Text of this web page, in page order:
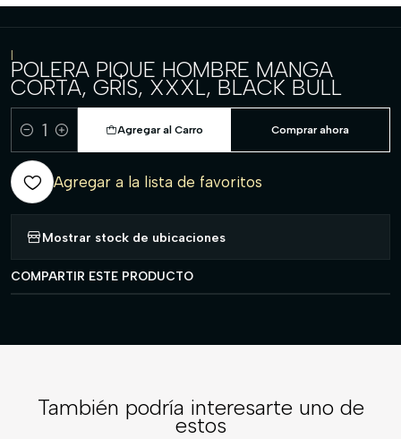
|
POLERA PIQUE HOMBRE MANGA
CORTA, GRIS, XXXL, BLACK BULL
Cantidad
Agregar al Carro Comprar ahora
Agregar a la lista de favoritos
Mostrar stock de ubicaciones
COMPARTIR ESTE PRODUCTO
También podría interesarte uno de
estos